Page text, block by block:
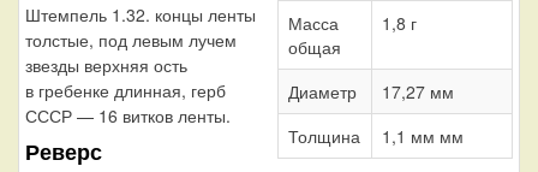
Штемпель 1.32. концы ленты
толстые, под левым лучем
звезды верхняя ость
в гребенке длинная, герб
СССР — 16 витков ленты.
Реверс
Масса
общая
1,8 г
Диаметр
17,27 мм
Толщина
1,1 мм мм